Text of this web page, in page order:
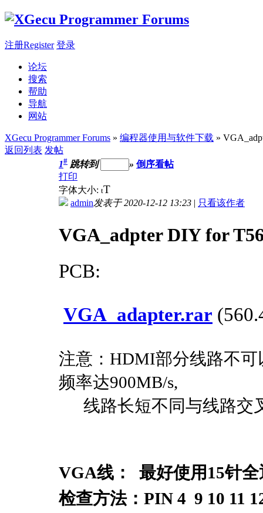
注册Register 登录
论坛
搜索
帮助
导航
网站
XGecu Programmer Forums » 编程器使用与软件下载 »
返回列表 发帖
1# 跳转到 » 倒序看帖
打印
字体大小: tT
admin发表于 2020-12-12 13:23 | 只看该作者
VGA_adpter DIY for
PCB:
VGA_adapter.rar
注意：HDMI部分线路不
频率达900MB/s,
线路长短不同与线路交
VGA线： 最好使用15针全
检查方法：PIN 4 9 10 11